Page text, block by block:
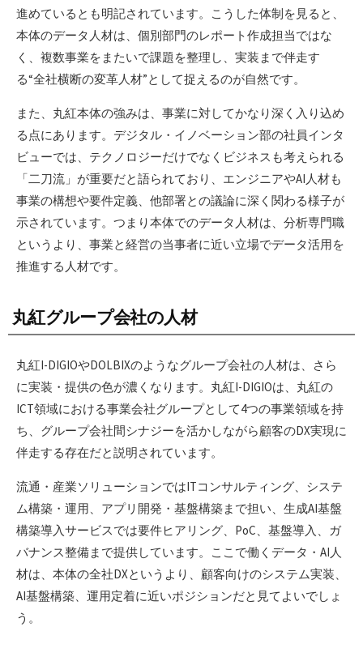
進めているとも明記されています。こうした体制を見ると、
本体のデータ人材は、個別部門のレポート作成担当ではな
く、複数事業をまたいで課題を整理し、実装まで伴走す
る“全社横断の変革人材”として捉えるのが自然です。
また、丸紅本体の強みは、事業に対してかなり深く入り込め
る点にあります。デジタル・イノベーション部の社員インタ
ビューでは、テクノロジーだけでなくビジネスも考えられる
「二刀流」が重要だと語られており、エンジニアやAI人材も
事業の構想や要件定義、他部署との議論に深く関わる様子が
示されています。つまり本体でのデータ人材は、分析専門職
というより、事業と経営の当事者に近い立場でデータ活用を
推進する人材です。
丸紅グループ会社の人材
丸紅I-DIGIOやDOLBIXのようなグループ会社の人材は、さら
に実装・提供の色が濃くなります。丸紅I-DIGIOは、丸紅の
ICT領域における事業会社グループとして4つの事業領域を持
ち、グループ会社間シナジーを活かしながら顧客のDX実現に
伴走する存在だと説明されています。
流通・産業ソリューションではITコンサルティング、システ
ム構築・運用、アプリ開発・基盤構築まで担い、生成AI基盤
構築導入サービスでは要件ヒアリング、PoC、基盤導入、ガ
バナンス整備まで提供しています。ここで働くデータ・AI人
材は、本体の全社DXというより、顧客向けのシステム実装、
AI基盤構築、運用定着に近いポジションだと見てよいでしょ
う。